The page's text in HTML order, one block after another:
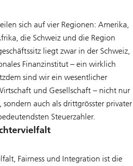
sich auf vier Regionen: Amerika,
die Schweiz und die Region
liegt zwar in der Schweiz,
Finanzinstitut – ein wirklich
sind wir ein wesentlicher
und Gesellschaft – nicht nur
auch als drittgrösster privater
Steuerzahler.
Fairness und Integration ist die